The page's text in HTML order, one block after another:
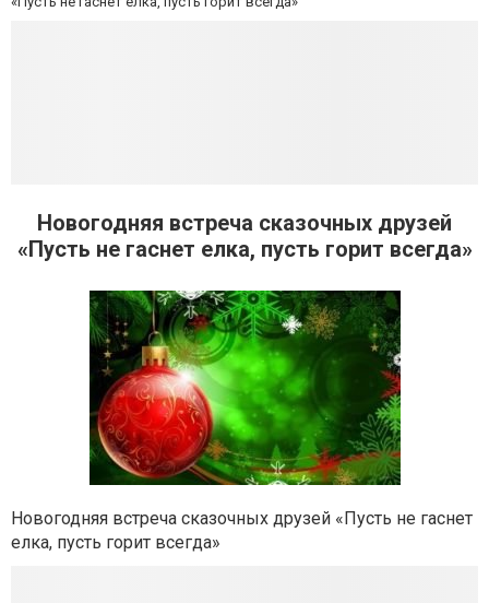
Новогодняя встреча сказочных друзей
«Пусть не гаснет елка, пусть горит всегда»
Новогодняя встреча сказочных друзей «Пусть не гаснет
елка, пусть горит всегда»